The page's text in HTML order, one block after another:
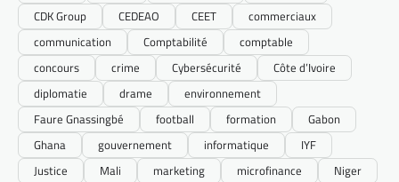
CDK Group
CEDEAO CEET
commerciaux
communication
Comptabilité
comptable
concours
crime Cybersécurité
Côte d’Ivoire
diplomatie
drame
environnement
Faure Gnassingbé
football formation
Gabon
Ghana
gouvernement informatique
IYF
Justice
Mali marketing microfinance
Niger